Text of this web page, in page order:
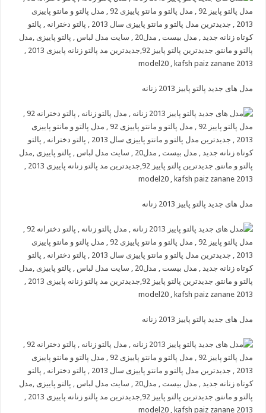
مدل های جدید پالتو پاییز 2013 زنانه
مدل های جدید پالتو پاییز 2013 زنانه
مدل های جدید پالتو پاییز 2013 زنانه